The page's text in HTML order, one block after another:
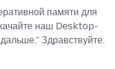
памяти для
наш Desktop-
Здравствуйте.